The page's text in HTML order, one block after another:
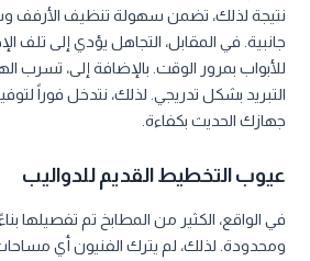
نتيجة لذلك، تضمن سهولة تنظيف الأرفف
جانبية. في المقابل، التجاهل يؤدي إلى تلف
للأبواب بمرور الوقت. بالإضافة إلى، تسرب
التبريد بشكل تدريجي. لذلك، نتدخل فوراً
جهازك الحديث بكفاءة.
عيوب التخطيط القديم للدواليب
في الواقع، الكثير من المطابخ تم تفصيلها
ومحدودة. لذلك، لم يترك الفنيون أي